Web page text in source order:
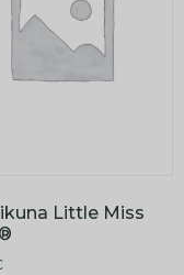
Little Miss